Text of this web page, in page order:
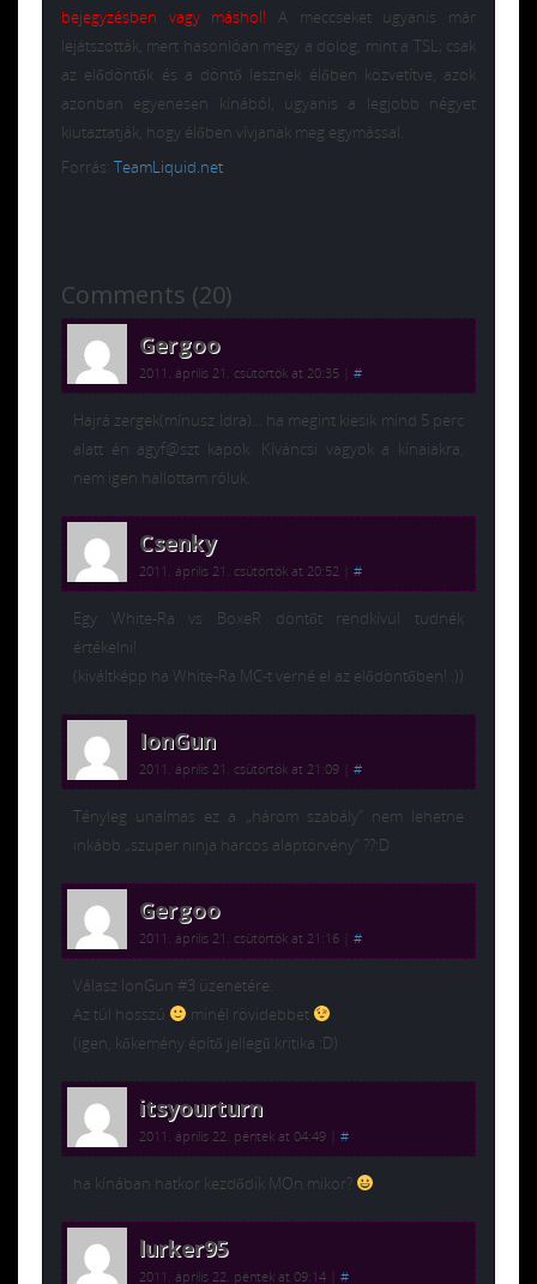
bejegyzésben vagy máshol! A meccseket ugyanis már
lejátszották, mert hasonlóan megy a dolog, mint a TSL; csak
az elődöntők és a döntő lesznek élőben közvetítve, azok
azonban egyenesen kínából, ugyanis a legjobb négyet
kiutaztatják, hogy élőben vívjanak meg egymással.
Forrás: TeamLiquid.net
Comments (20)
Gergoo
2011. április 21. csütörtök at 20:35 #
Hajrá zergek(mínusz Idra)… ha megint kiesik mind 5 perc
alatt én agyf@szt kapok. Kíváncsi vagyok a kínaiakra,
nem igen hallottam róluk.
Csenky
2011. április 21. csütörtök at 20:52 #
Egy White-Ra vs BoxeR döntőt rendkívül tudnék
értékelni!
(kiváltképp ha White-Ra MC-t verné el az elődöntőben! :))
IonGun
2011. április 21. csütörtök at 21:09 #
Tényleg unalmas ez a „három szabály” nem lehetne
inkább „szuper ninja harcos alaptörvény” ??:D
Gergoo
2011. április 21. csütörtök at 21:16 #
Válasz IonGun #3 üzenetére:
Az túl hosszú
minél rövidebbet
(igen, kőkemény építő jellegű kritika :D)
itsyourturn
2011. április 22. péntek at 04:49 #
ha kínában hatkor kezdődik MOn mikor?
lurker95
2011. április 22. péntek at 09:14 #